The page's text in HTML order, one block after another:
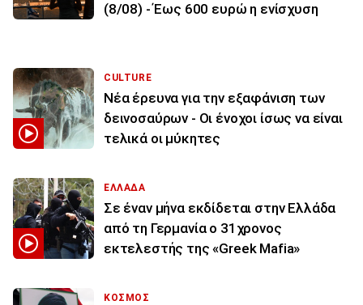
(8/08) - Έως 600 ευρώ η ενίσχυση
CULTURE
Νέα έρευνα για την εξαφάνιση των
δεινοσαύρων - Οι ένοχοι ίσως να είναι
τελικά οι μύκητες
ΕΛΛΑΔΑ
Σε έναν μήνα εκδίδεται στην Ελλάδα
από τη Γερμανία ο 31χρονος
εκτελεστής της «Greek Mafia»
ΚΟΣΜΟΣ